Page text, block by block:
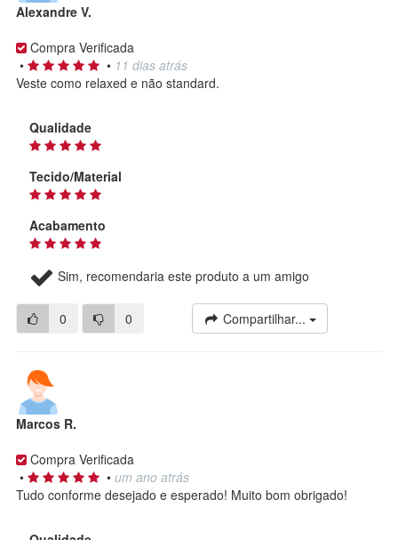
Alexandre V.
Compra Verificada
•
• 11 dias atrás
Veste como relaxed e não standard.
Qualidade
Tecido/Material
Acabamento
Sim, recomendaria este produto a um amigo
0 0 Compartilhar...
Marcos R.
Compra Verificada
•
• um ano atrás
Tudo conforme desejado e esperado! Muito bom obrigado!